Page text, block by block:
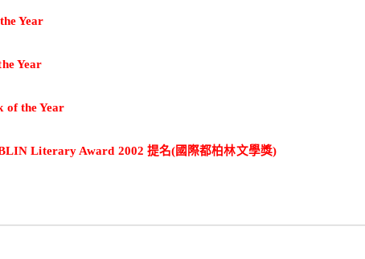
Year
Year
of the Year
Literary Award 2002 提名(國際都柏林文學獎)